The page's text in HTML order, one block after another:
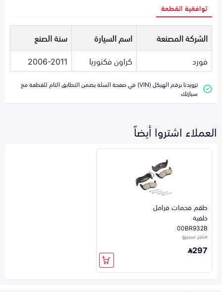
توافقية القطعة
الشركة المصنعة اسم السيارة
سنة الصنع
فورد
كراون فكتوريا 2006-2011
تزويدنا برقم الهيكل (VIN) في صفحة السلة يضمن التطابق التام للقطعة مع
سيارتك
العملاء اشتروا أيضاً
طقم فحمات فرامل
خلفية
00BR932B
متجر سبيرو
297